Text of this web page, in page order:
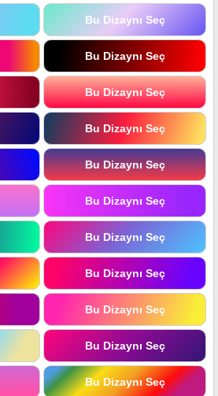
Bu Dizaynı Seç
Bu Dizaynı Seç
Bu Dizaynı Seç
Bu Dizaynı Seç
Bu Dizaynı Seç
Bu Dizaynı Seç
Bu Dizaynı Seç
Bu Dizaynı Seç
Bu Dizaynı Seç
Bu Dizaynı Seç
Bu Dizaynı Seç